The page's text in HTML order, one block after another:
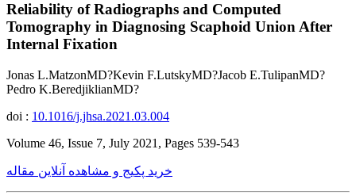
Reliability of Radiographs and Computed
Tomography in Diagnosing Scaphoid Union After
Internal Fixation
Jonas L.MatzonMD?Kevin F.LutskyMD?Jacob E.TulipanMD?
Pedro K.BeredjiklianMD?
doi : 10.1016/j.jhsa.2021.03.004
Volume 46, Issue 7, July 2021, Pages 539-543
خرید پکیج و مشاهده آنلاین مقاله